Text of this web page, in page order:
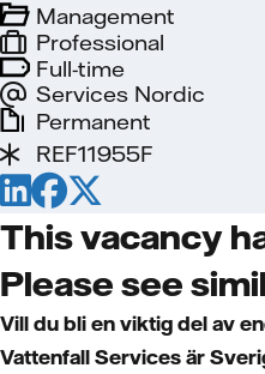
Full-time
Services Nordic
Management
Professional
Permanent
REF11955F
This vacancy
Please see
Vill du bli en viktig del av
Vattenfall Services är